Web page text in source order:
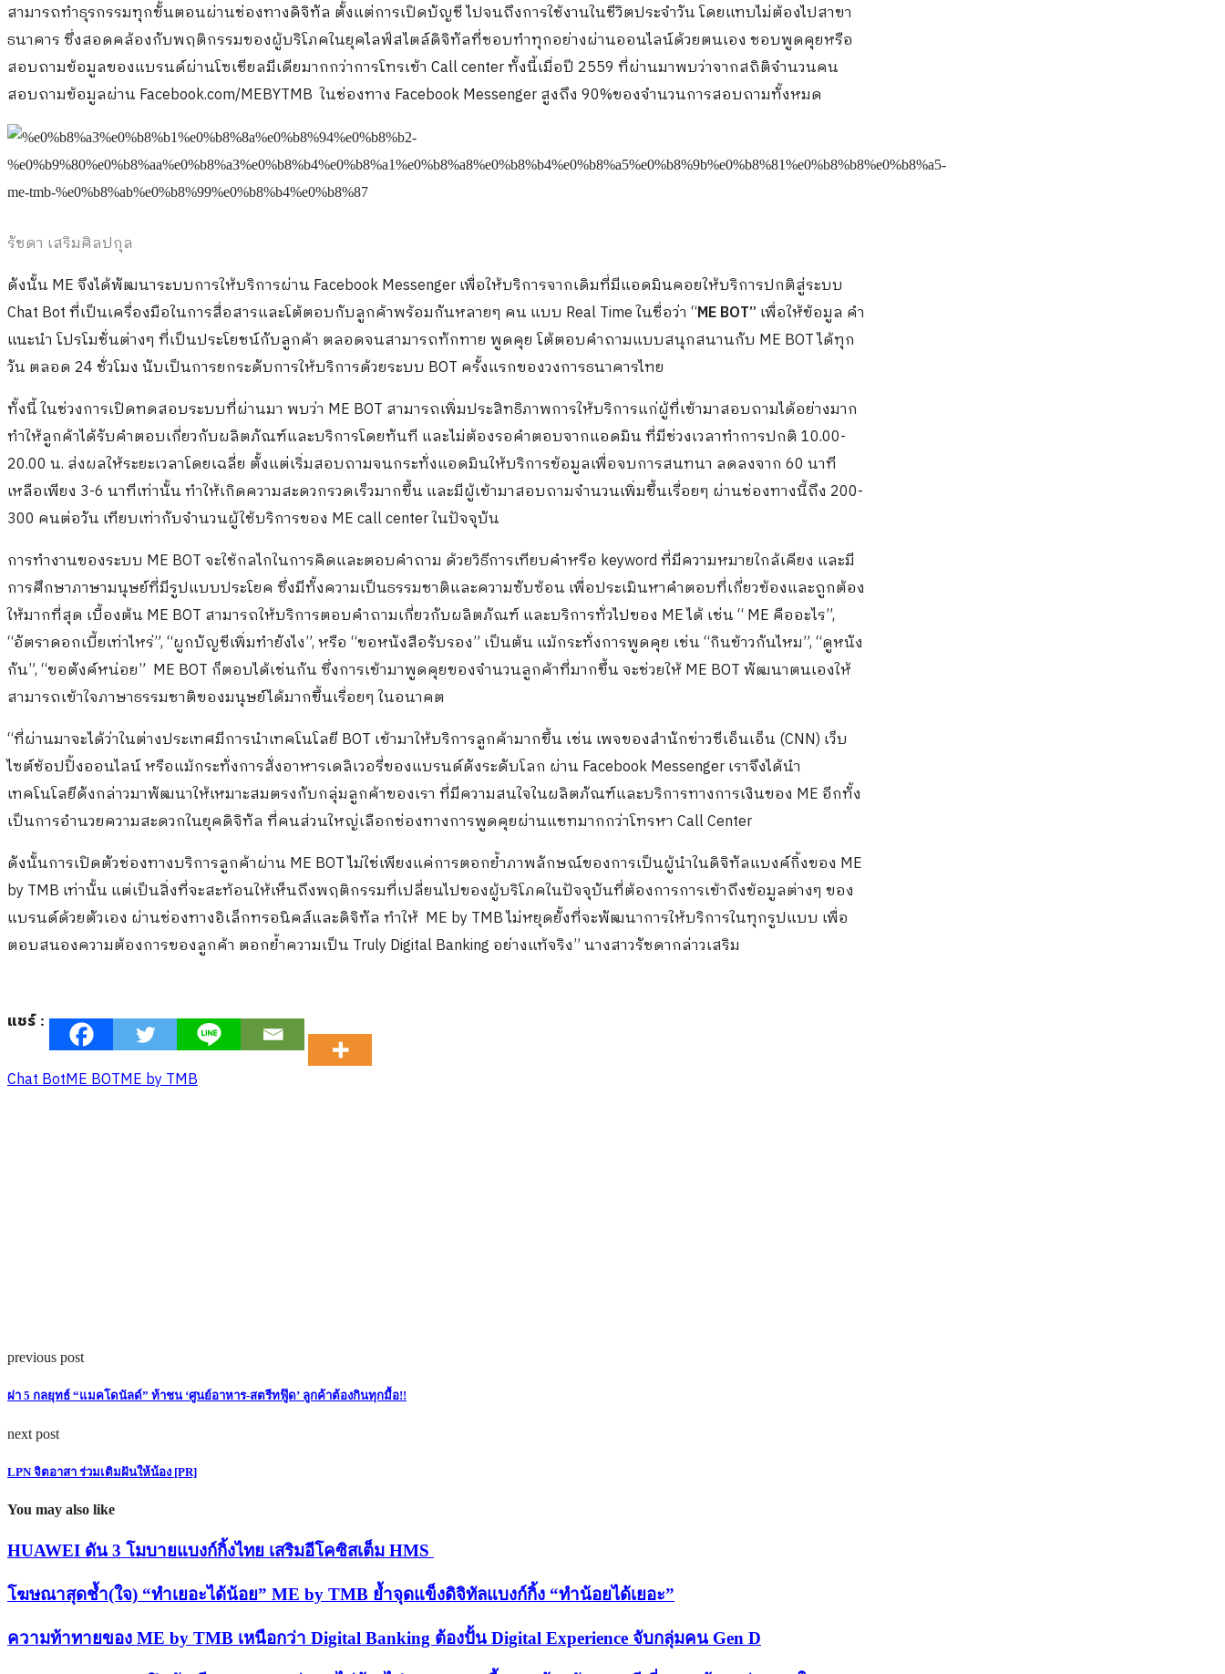
สามารถทำธุรกรรมทุกขั้นตอนผ่านช่องทางดิจิทัล ตั้งแต่การเปิดบัญชี ไปจนถึงการใช้งานในชีวิตประจำวัน โดยแทบไม่ต้องไปสาขา
ธนาคาร ซึ่งสอดคล้องกับพฤติกรรมของผู้บริโภคในยุคไลฟ์สไตล์ดิจิทัลที่ชอบทำทุกอย่างผ่านออนไลน์ด้วยตนเอง ชอบพูดคุยหรือ
สอบถามข้อมูลของแบรนด์ผ่านโซเชียลมีเดียมากกว่าการโทรเข้า Call center ทั้งนี้เมื่อปี 2559 ที่ผ่านมาพบว่าจากสถิติจำนวนคน
สอบถามข้อมูลผ่าน Facebook.com/MEBYTMB ในช่องทาง Facebook Messenger สูงถึง 90%ของจำนวนการสอบถามทั้งหมด
รัชดา เสริมศิลปกุล
ดังนั้น ME จึงได้พัฒนาระบบการให้บริการผ่าน Facebook Messenger เพื่อให้บริการจากเดิมที่มีแอดมินคอยให้บริการปกติสู่ระบบ
Chat Bot ที่เป็นเครื่องมือในการสื่อสารและโต้ตอบกับลูกค้าพร้อมกันหลายๆ คน แบบ Real Time ในชื่อว่า “ME BOT” เพื่อให้ข้อมูล คำ
แนะนำ โปรโมชั่นต่างๆ ที่เป็นประโยชน์กับลูกค้า ตลอดจนสามารถทักทาย พูดคุย โต้ตอบคำถามแบบสนุกสนานกับ ME BOT ได้ทุก
วัน ตลอด 24 ชั่วโมง นับเป็นการยกระดับการให้บริการด้วยระบบ BOT ครั้งแรกของวงการธนาคารไทย
ทั้งนี้ ในช่วงการเปิดทดสอบระบบที่ผ่านมา พบว่า ME BOT สามารถเพิ่มประสิทธิภาพการให้บริการแก่ผู้ที่เข้ามาสอบถามได้อย่างมาก
ทำให้ลูกค้าได้รับคำตอบเกี่ยวกับผลิตภัณฑ์และบริการโดยทันที และไม่ต้องรอคำตอบจากแอดมิน ที่มีช่วงเวลาทำการปกติ 10.00-
20.00 น. ส่งผลให้ระยะเวลาโดยเฉลี่ย ตั้งแต่เริ่มสอบถามจนกระทั่งแอดมินให้บริการข้อมูลเพื่อจบการสนทนา ลดลงจาก 60 นาที
เหลือเพียง 3-6 นาทีเท่านั้น ทำให้เกิดความสะดวกรวดเร็วมากขึ้น และมีผู้เข้ามาสอบถามจำนวนเพิ่มขึ้นเรื่อยๆ ผ่านช่องทางนี้ถึง 200-
300 คนต่อวัน เทียบเท่ากับจำนวนผู้ใช้บริการของ ME call center ในปัจจุบัน
การทำงานของระบบ ME BOT จะใช้กลไกในการคิดและตอบคำถาม ด้วยวิธีการเทียบคำหรือ keyword ที่มีความหมายใกล้เคียง และมี
การศึกษาภาษามนุษย์ที่มีรูปแบบประโยค ซึ่งมีทั้งความเป็นธรรมชาติและความซับซ้อน เพื่อประเมินหาคำตอบที่เกี่ยวข้องและถูกต้อง
ให้มากที่สุด เบื้องต้น ME BOT สามารถให้บริการตอบคำถามเกี่ยวกับผลิตภัณฑ์ และบริการทั่วไปของ ME ได้ เช่น “ ME คืออะไร”,
“อัตราดอกเบี้ยเท่าไหร่”, “ผูกบัญชีเพิ่มทำยังไง”, หรือ “ขอหนังสือรับรอง” เป็นต้น แม้กระทั่งการพูดคุย เช่น “กินข้าวกันไหม”, “ดูหนัง
กัน”, “ขอตังค์หน่อย” ME BOT ก็ตอบได้เช่นกัน ซึ่งการเข้ามาพูดคุยของจำนวนลูกค้าที่มากขึ้น จะช่วยให้ ME BOT พัฒนาตนเองให้
สามารถเข้าใจภาษาธรรมชาติของมนุษย์ได้มากขึ้นเรื่อยๆ ในอนาคต
“ที่ผ่านมาจะได้ว่าในต่างประเทศมีการนำเทคโนโลยี BOT เข้ามาให้บริการลูกค้ามากขึ้น เช่น เพจของสำนักข่าวซีเอ็นเอ็น (CNN) เว็บ
ไซต์ช้อปปิ้งออนไลน์ หรือแม้กระทั่งการสั่งอาหารเดลิเวอรี่ของแบรนด์ดังระดับโลก ผ่าน Facebook Messenger เราจึงได้นำ
เทคโนโลยีดังกล่าวมาพัฒนาให้เหมาะสมตรงกับกลุ่มลูกค้าของเรา ที่มีความสนใจในผลิตภัณฑ์และบริการทางการเงินของ ME อีกทั้ง
เป็นการอำนวยความสะดวกในยุคดิจิทัล ที่คนส่วนใหญ่เลือกช่องทางการพูดคุยผ่านแชทมากกว่าโทรหา Call Center
ดังนั้นการเปิดตัวช่องทางบริการลูกค้าผ่าน ME BOT ไม่ใช่เพียงแค่การตอกย้ำภาพลักษณ์ของการเป็นผู้นำในดิจิทัลแบงค์กิ้งของ ME
by TMB เท่านั้น แต่เป็นสิ่งที่จะสะท้อนให้เห็นถึงพฤติกรรมที่เปลี่ยนไปของผู้บริโภคในปัจจุบันที่ต้องการการเข้าถึงข้อมูลต่างๆ ของ
แบรนด์ด้วยตัวเอง ผ่านช่องทางอิเล็กทรอนิคส์และดิจิทัล ทำให้ ME by TMB ไม่หยุดยั้งที่จะพัฒนาการให้บริการในทุกรูปแบบ เพื่อ
ตอบสนองความต้องการของลูกค้า ตอกย้ำความเป็น Truly Digital Banking อย่างแท้จริง” นางสาวรัชดากล่าวเสริม
แชร์ :
Chat BotME BOTME by TMB
previous post
ผ่า 5 กลยุทธ์ “แมคโดนัลด์” ท้าชน ‘ศูนย์อาหาร-สตรีทฟู๊ด’ ลูกค้าต้องกินทุกมื้อ!!
next post
LPN จิตอาสา ร่วมเติมฝันให้น้อง [PR]
You may also like
HUAWEI ดัน 3 โมบายแบงก์กิ้งไทย เสริมอีโคซิสเต็ม HMS
โฆษณาสุดช้ำ(ใจ) “ทำเยอะได้น้อย” ME by TMB ย้ำจุดแข็งดิจิทัลแบงก์กิ้ง “ทำน้อยได้เยอะ”
ความท้าทายของ ME by TMB เหนือกว่า Digital Banking ต้องปั้น Digital Experience จับกลุ่มคน Gen D